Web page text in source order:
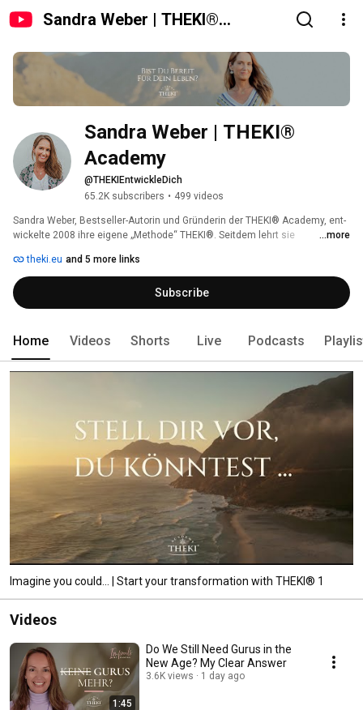
Sandra Weber | THEKI®
Sandra Weber | THEKI®
Academy
@THEKIEntwickleDich
65.2K subscribers • 499 videos
Sandra Weber, Bestseller-Autorin und Gründerin der THEKI® Academy, ent-
wickelte 2008 ihre eigene „Methode“ THEKI®. Seitdem lehrt sie
der sich jeder Mensch ein glückliches, erfülltes und gesundes Leben voller
Erfolg erschaffen kann.
...more
theki.eu and 5 more links
Subscribe
Home Videos Shorts Live Podcasts
Imagine you could... | Start your transformation with THEKI® 1
Videos
1:45
Do We Still Need Gurus in the
New Age? My Clear Answer
3.6K views 1 day ago